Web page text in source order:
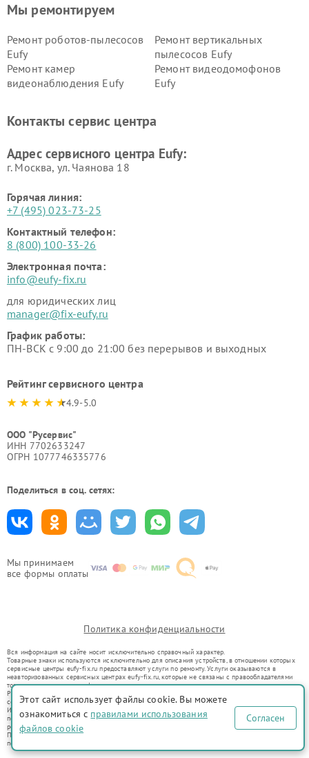
Мы принимаем
все формы оплаты
Мы ремонтируем
Ремонт роботов-пылесосов
Eufy
Ремонт вертикальных
пылесосов Eufy
Ремонт камер
видеонаблюдения Eufy
Ремонт видеодомофонов
Eufy
Контакты сервис центра
Адрес сервисного центра Eufy:
г. Москва, ул. Чаянова 18
Горячая линия:
+7 (495) 023-73-25
Контактный телефон:
8 (800) 100-33-26
Электронная почта:
info@eufy-fix.ru
для юридических лиц
manager@fix-eufy.ru
График работы:
ПН-ВСК с 9:00 до 21:00 без перерывов и выходных
Рейтинг сервисного центра
4.9-5.0
ООО "Русервис"
ИНН 7702633247
ОГРН 1077746335776
Поделиться в соц. сетях:
Политика конфиденциальности
Вся информация на сайте носит исключительно справочный характер.
Товарные знаки используются исключительно для описания устройств, в отношении которых
сервисные центры eufy-fix.ru предоставляют услуги по ремонту. Услуги оказываются в
неавторизованных сервисных центрах eufy-fix.ru, которые не связаны с правообладателями
товарных знаков или их официальными представителями.
Ремонт осуществляется для устройств, уже введенных в гражданский оборот в соответствии
со статьей 1487 ГК РФ.
Использование товарных знаков не преследует цели индивидуализации услуг или введения
потребителей в заблуждение, а служит для информирования о предоставляемых услугах по
ремонту техники указанных брендов.
Представленная на сайте информация не является публичной офертой, определяемой
положениями Статьи 437(2) Гражданского кодекса РФ
Этот сайт использует файлы cookie. Вы можете
ознакомиться с правилами использования
файлов cookie
Согласен